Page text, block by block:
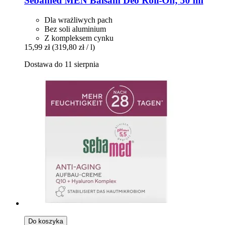
Dla wrażliwych pach
Bez soli aluminium
Z kompleksem cynku
15,99 zł (319,80 zł / l)
Dostawa do 11 sierpnia
Do koszyka